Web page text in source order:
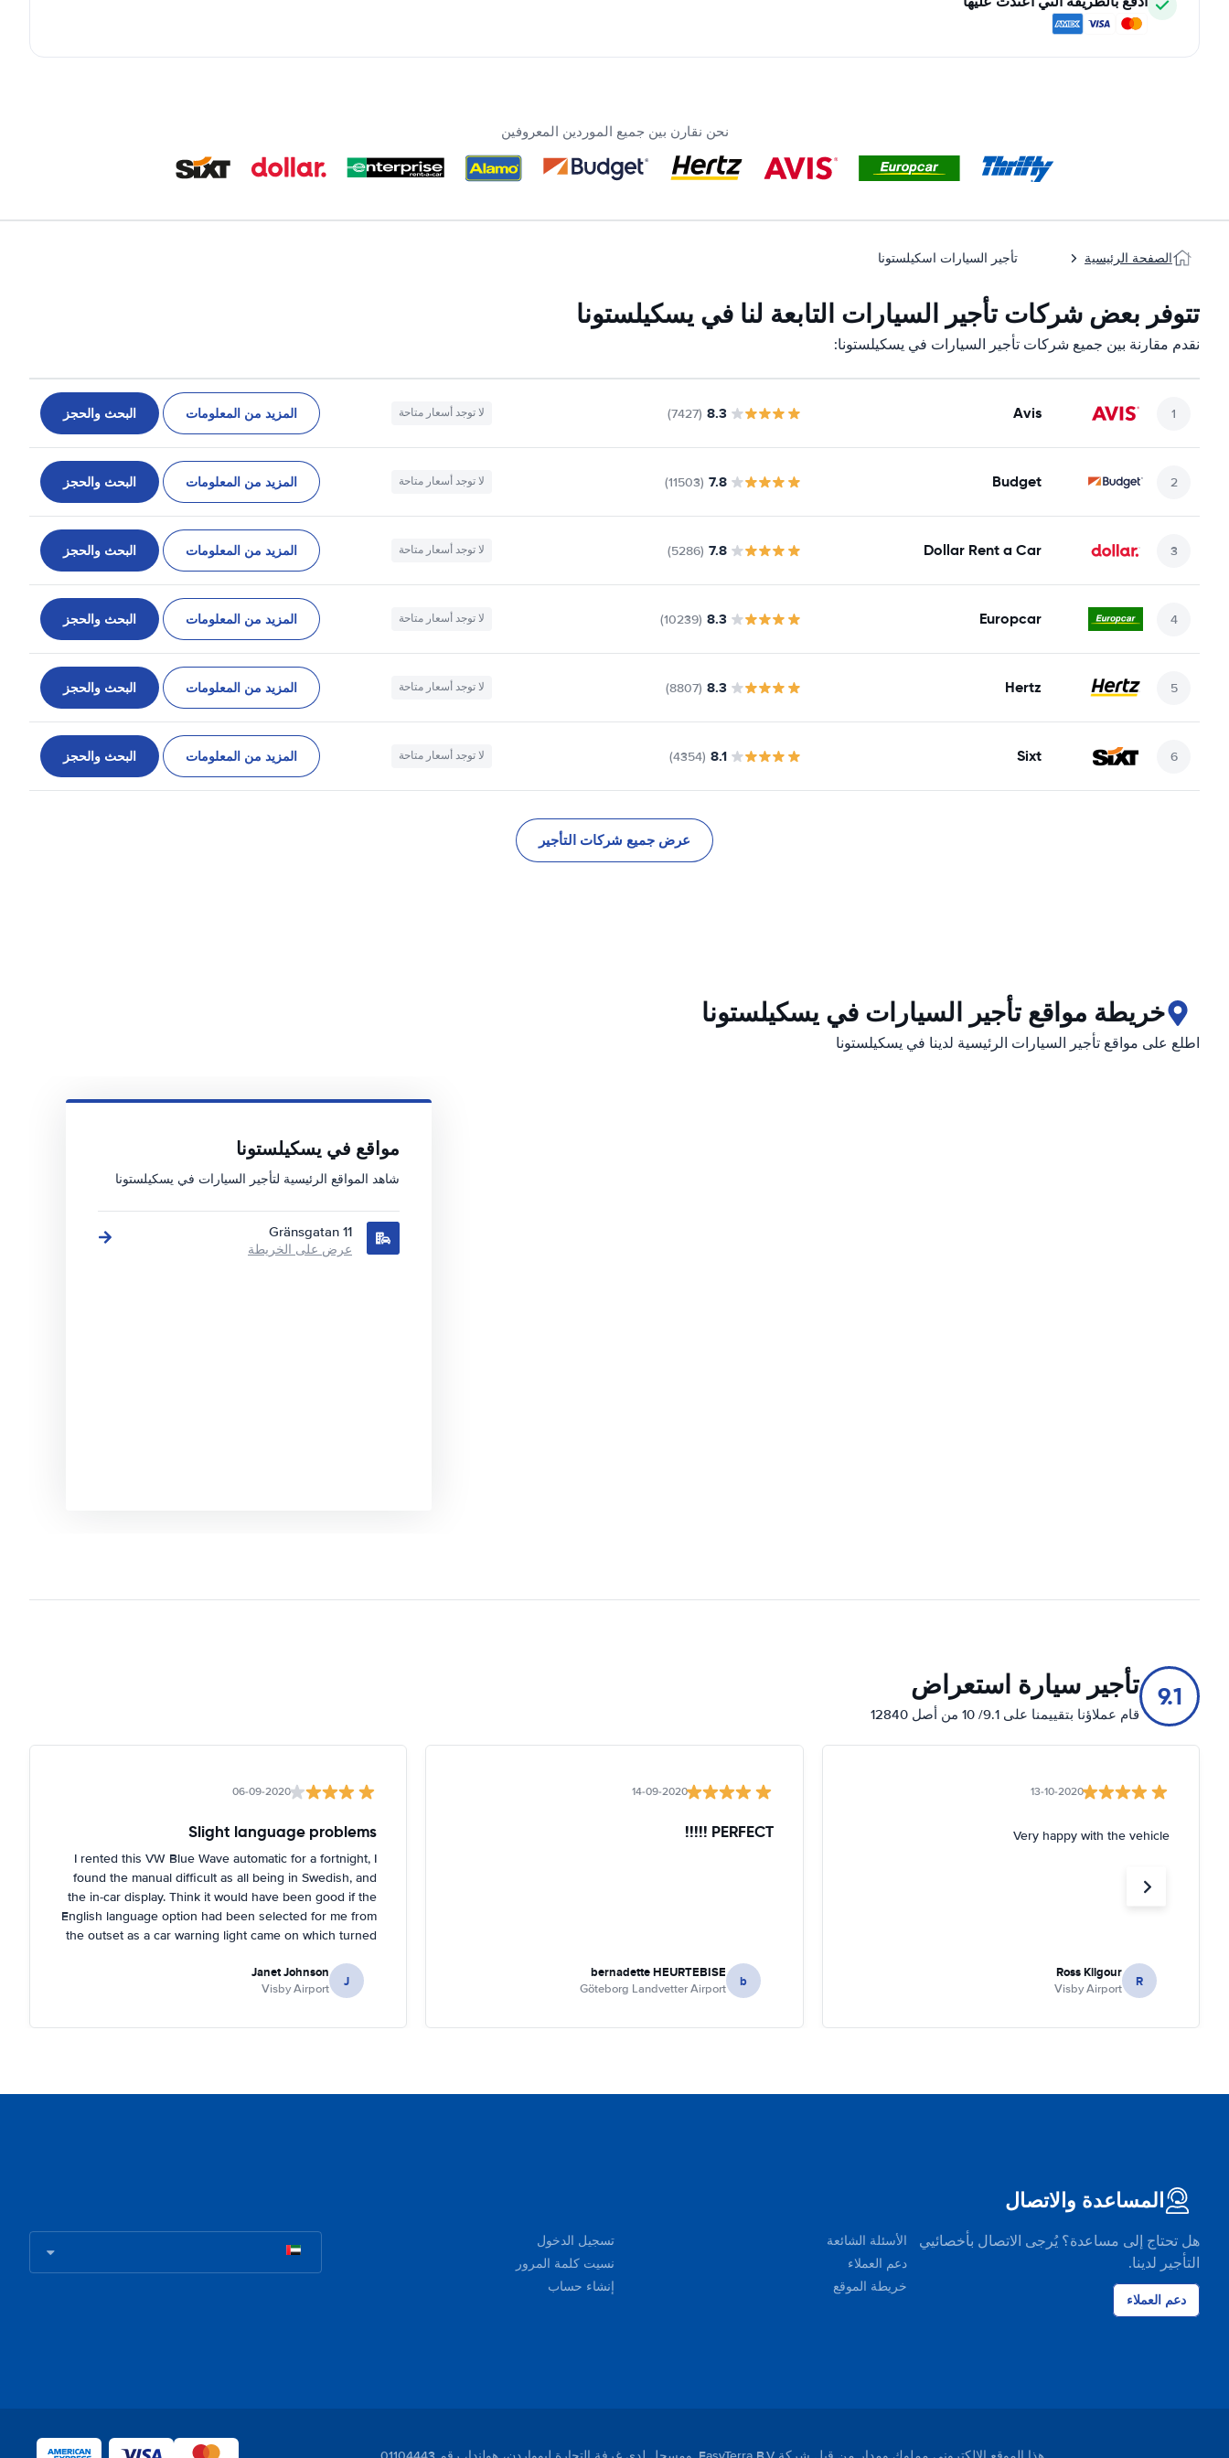
نحن نقارن بين جميع الموردين المعروفين
الصفحة الرئيسية تأجير السيارات اسكيلستونا
تتوفر بعض شركات تأجير السيارات التابعة لنا في يسكيلستونا
نقدم مقارنة بين جميع شركات تأجير السيارات في يسكيلستونا:
Avis
8.3
(7427) لا توجد أسعار متاحة المزيد من المعلومات البحث والحجز
Budget
7.8
(11503) لا توجد أسعار متاحة المزيد من المعلومات البحث والحجز
Dollar Rent a Car
7.8
(5286) لا توجد أسعار متاحة المزيد من المعلومات البحث والحجز
Europcar
8.3
(10239) لا توجد أسعار متاحة المزيد من المعلومات البحث والحجز
Hertz
8.3
(8807) لا توجد أسعار متاحة المزيد من المعلومات البحث والحجز
Sixt
8.1
(4354) لا توجد أسعار متاحة المزيد من المعلومات البحث والحجز
عرض جميع شركات التأجير
خريطة مواقع تأجير السيارات في يسكيلستونا
اطلع على مواقع تأجير السيارات الرئيسية لدينا في يسكيلستونا
مواقع في يسكيلستونا
شاهد المواقع الرئيسية لتأجير السيارات في يسكيلستونا
Gränsgatan 11
عرض على الخريطة
9.1 تأجير سيارة استعراض
قام عملاؤنا بتقييمنا على 9.1/ 10 من أصل 12840
13-10-2020
Very happy with the vehicle
R
Ross Kilgour
Visby Airport
14-09-2020
PERFECT !!!!!
b
bernadette HEURTEBISE
Göteborg Landvetter Airport
06-09-2020
Slight language problems
I rented this VW Blue Wave automatic for a fortnight, I
found the manual difficult as all being in Swedish, and
the in-car display. Think it would have been good if the
English language option had been selected for me from
the outset as a car warning light came on which turned
helpful and came out to a garage near to where I was
staying and inflated the tyres for me. You had to tell the
J
Janet Johnson
Visby Airport
المساعدة والاتصال
هل تحتاج إلى مساعدة؟ يُرجى الاتصال بأخصائيي
التأجير لدينا.
دعم العملاء
الأسئلة الشائعة
دعم العملاء
خريطة الموقع
تسجيل الدخول
نسيت كلمة المرور
إنشاء حساب